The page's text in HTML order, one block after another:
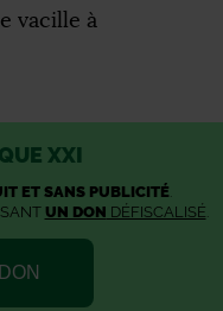
vacille à
XXI
ET SANS PUBLICITÉ.
UN DON DÉFISCALISÉ.